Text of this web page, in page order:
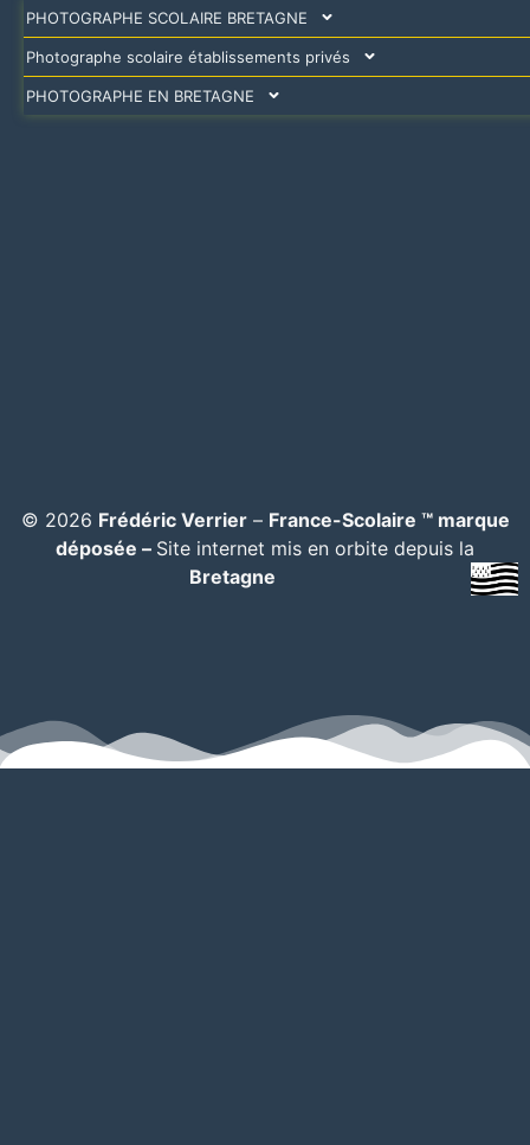
PHOTOGRAPHE SCOLAIRE BRETAGNE
Photographe scolaire établissements privés
PHOTOGRAPHE EN BRETAGNE
© 2026 Frédéric Verrier– France-Scolaire ™ marque
déposée – Site internet mis en orbite depuis la
Bretagne